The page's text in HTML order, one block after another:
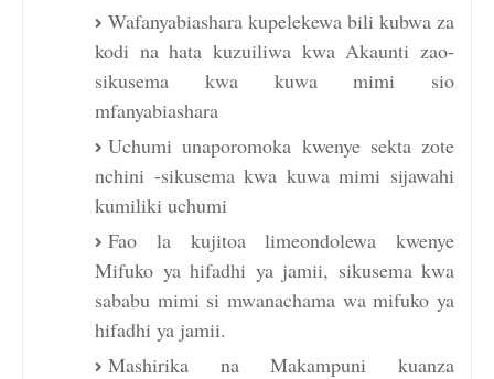
Wafanyabiashara kupelekewa bili kubwa za
kodi na hata kuzuiliwa kwa Akaunti zao-
sikusema kwa kuwa mimi sio
mfanyabiashara
Uchumi unaporomoka kwenye sekta zote
nchini -sikusema kwa kuwa mimi sijawahi
kumiliki uchumi
Fao la kujitoa limeondolewa kwenye
Mifuko ya hifadhi ya jamii, sikusema kwa
sababu mimi si mwanachama wa mifuko ya
hifadhi ya jamii.
Mashirika na Makampuni kuanza